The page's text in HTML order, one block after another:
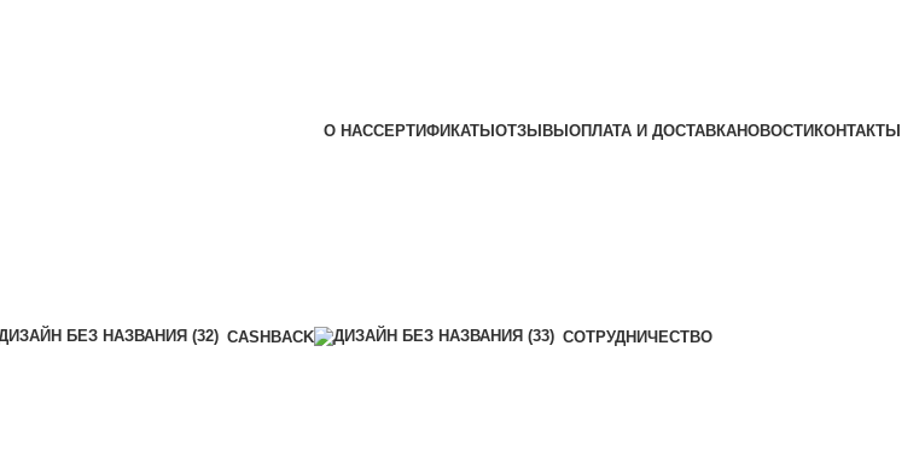
О НАССЕРТИФИКАТЫ ОТЗЫВЫ ОПЛАТА И ДОСТАВКАНОВОСТИ КОНТАКТЫ
CASHBACK СОТРУДНИЧЕСТВО